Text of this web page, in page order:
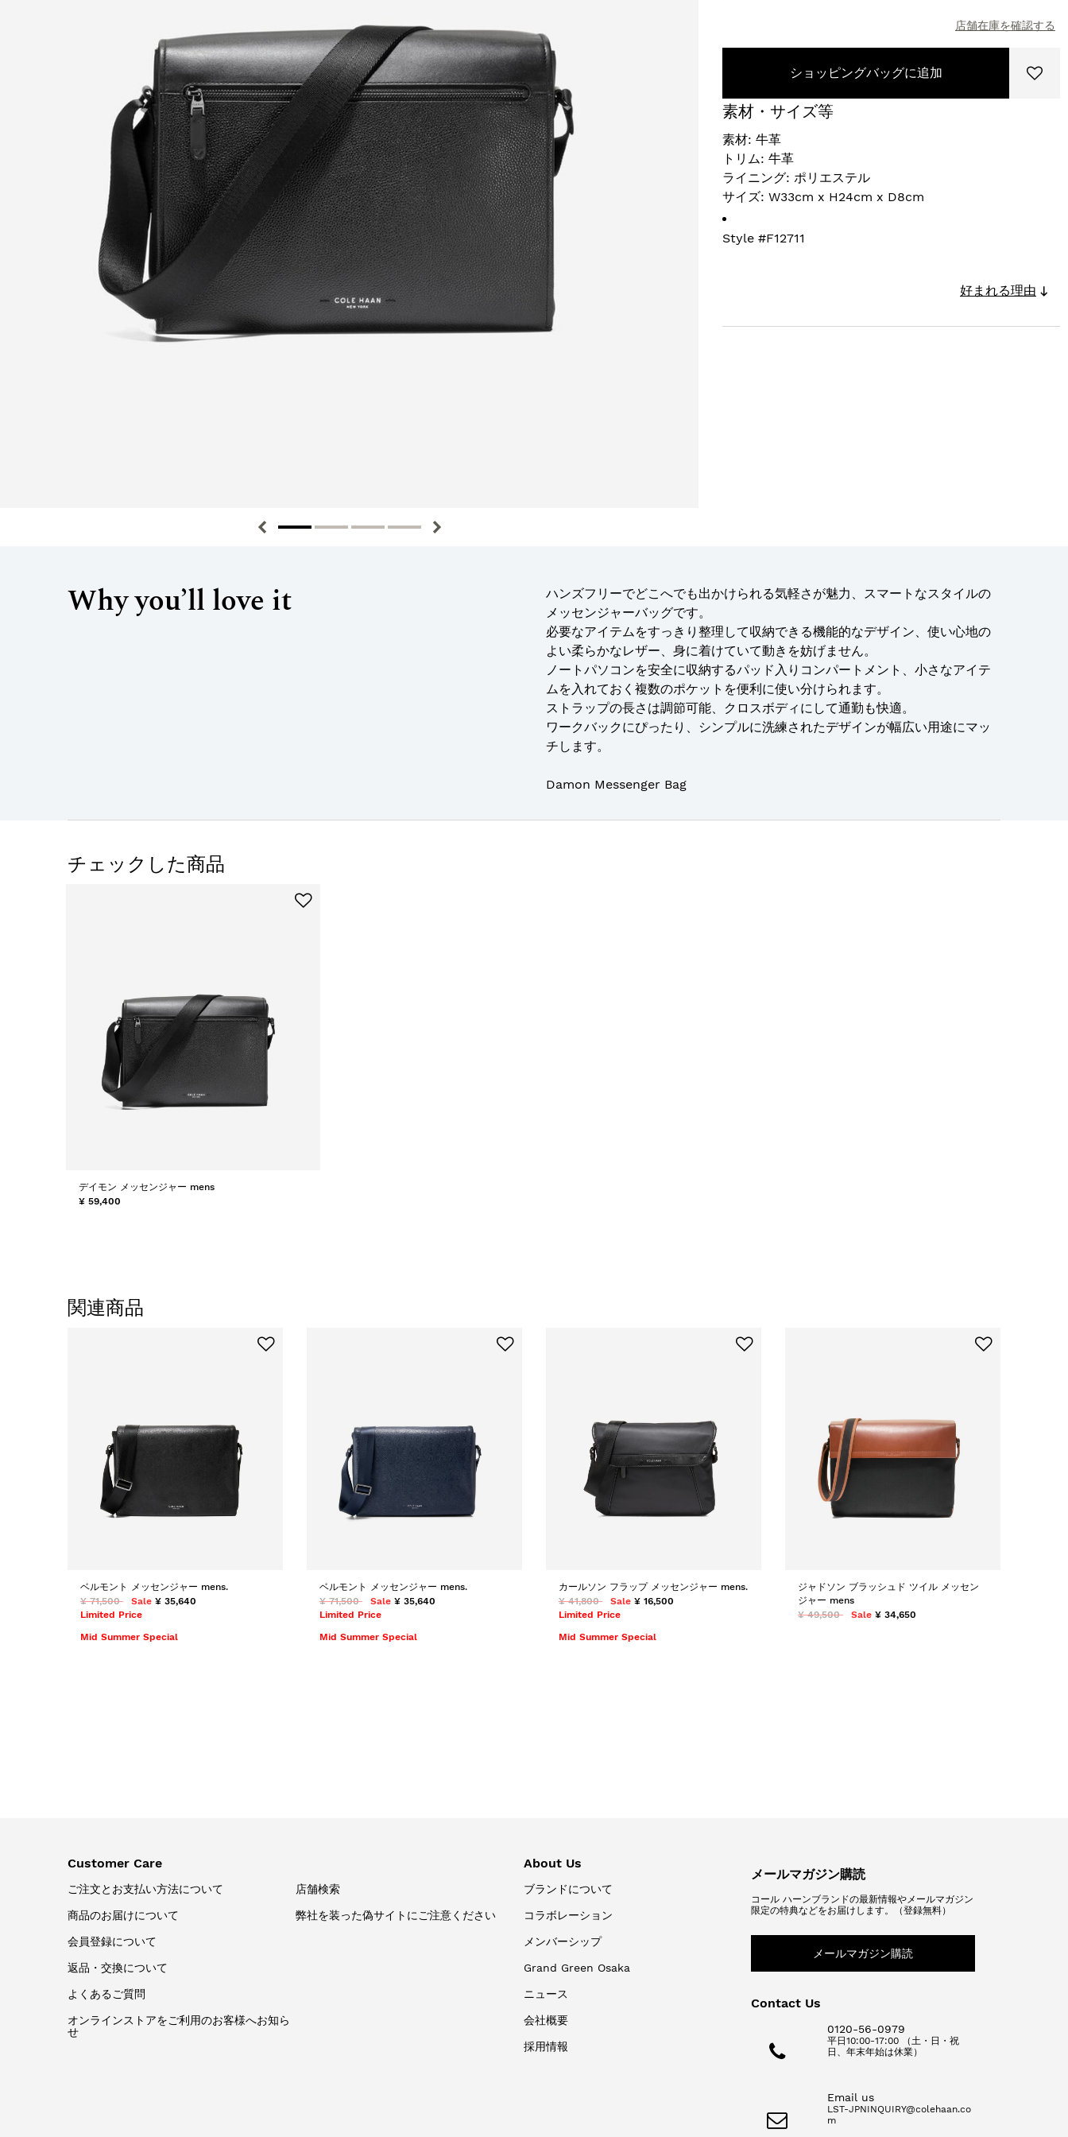
店舗在庫を確認する
ショッピングバッグに追加
素材・サイズ等
素材: 牛革
トリム: 牛革
ライニング: ポリエステル
サイズ: W33cm x H24cm x D8cm
Style #F12711
好まれる理由
Why you’ll love it
ハンズフリーでどこへでも出かけられる気軽さが魅力、スマートなスタイルの
メッセンジャーバッグです。
必要なアイテムをすっきり整理して収納できる機能的なデザイン、使い心地の
よい柔らかなレザー、身に着けていて動きを妨げません。
ノートパソコンを安全に収納するパッド入りコンパートメント、小さなアイテ
ムを入れておく複数のポケットを便利に使い分けられます。
ストラップの長さは調節可能、クロスボディにして通勤も快適。
ワークバックにぴったり、シンプルに洗練されたデザインが幅広い用途にマッ
チします。
Damon Messenger Bag
チェックした商品
デイモン メッセンジャー mens
¥ 59,400
関連商品
ベルモント メッセンジャー mens.
¥ 71,500
Sale ¥ 35,640
Limited Price
Mid Summer Special
ベルモント メッセンジャー mens.
¥ 71,500
Sale ¥ 35,640
Limited Price
Mid Summer Special
カールソン フラップ メッセンジャー mens.
¥ 41,800
Sale ¥ 16,500
Limited Price
Mid Summer Special
ジャドソン ブラッシュド ツイル メッセン
ジャー mens
¥ 49,500
Sale ¥ 34,650
Customer Care
ご注文とお支払い方法について
商品のお届けについて
会員登録について
返品・交換について
よくあるご質問
オンラインストアをご利用のお客様へお知ら
せ
店舗検索
弊社を装った偽サイトにご注意ください
About Us
ブランドについて
コラボレーション
メンバーシップ
Grand Green Osaka
ニュース
会社概要
採用情報
メールマガジン購読
コール ハーンブランドの最新情報やメールマガジン
限定の特典などをお届けします。（登録無料）
メールマガジン購読
Contact Us
0120-56-0979
平日10:00-17:00 （土・日・祝
日、年末年始は休業）
Email us
LST-JPNINQUIRY@colehaan.co
m